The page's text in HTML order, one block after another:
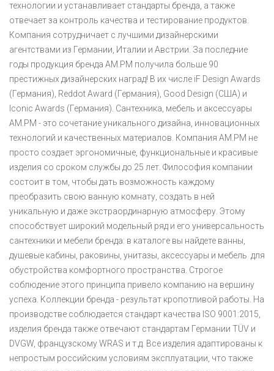
технологии и устанавливает стандарты бренда, а также
отвечает за контроль качества и тестирование продуктов.
Компания сотрудничает с лучшими дизайнерскими
агентствами из Германии, Италии и Австрии. За последние
годы продукция бренда AM.PM получила больше 90
престижных дизайнерских наград! В их числе iF Design Awards
(Германия), Reddot Award (Германия), Good Design (США) и
Iconic Awards (Германия). Сантехника, мебель и аксессуары
AM.PM - это сочетание уникального дизайна, инновационных
технологий и качественных материалов. Компания AM.PM не
просто создает эргономичные, функциональные и красивые
изделия со сроком службы до 25 лет. Философия компании
состоит в том, чтобы дать возможность каждому
преобразить свою ванную комнату, создать в ней
уникальную и даже экстраординарную атмосферу. Этому
способствует широкий модельный ряд и его универсальность
сантехники и мебели бренда: в каталоге вы найдете ванны,
душевые кабины, раковины, унитазы, аксессуары и мебель для
обустройства комфортного пространства. Строгое
соблюдение этого принципа привело компанию на вершину
успеха. Коллекции бренда - результат кропотливой работы. На
производстве соблюдается стандарт качества ISO 9001:2015,
изделия бренда также отвечают стандартам Германии TÜV и
DVGW, французскому WRAS и т.д. Все изделия адаптированы к
непростым российским условиям эксплуатации, что также